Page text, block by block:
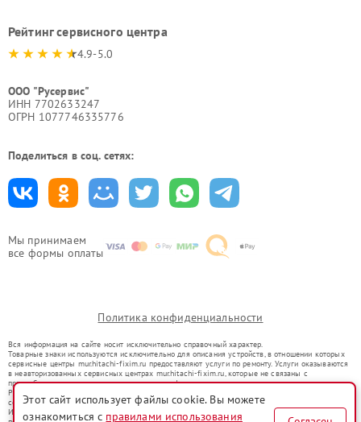
Мы принимаем
все формы оплаты
Рейтинг сервисного центра
4.9-5.0
ООО "Русервис"
ИНН 7702633247
ОГРН 1077746335776
Поделиться в соц. сетях:
Политика конфиденциальности
Вся информация на сайте носит исключительно справочный характер.
Товарные знаки используются исключительно для описания устройств, в отношении которых
сервисные центры mur.hitachi-fixim.ru предоставляют услуги по ремонту. Услуги оказываются
в неавторизованных сервисных центрах mur.hitachi-fixim.ru, которые не связаны с
правообладателями товарных знаков или их официальными представителями.
Ремонт осуществляется для устройств, уже введенных в гражданский оборот в соответствии
со статьей 1487 ГК РФ.
Использование товарных знаков не преследует цели индивидуализации услуг или введения
Этот сайт использует файлы cookie. Вы можете
ознакомиться с правилами использования